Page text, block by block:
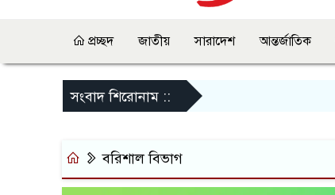
প্রচ্ছদ জাতীয় সারাদেশ আন্তর্জাতিক
সংবাদ শিরোনাম ::
বরিশাল বিভাগ